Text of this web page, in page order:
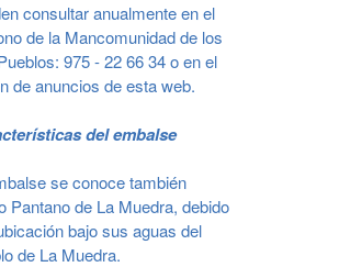
consultar anualmente en el
de la Mancomunidad de los
975 - 22 66 34 o en el
de anuncios de esta web.
del embalse
se conoce también
Pantano de La Muedra, debido
bajo sus aguas del
de La Muedra.